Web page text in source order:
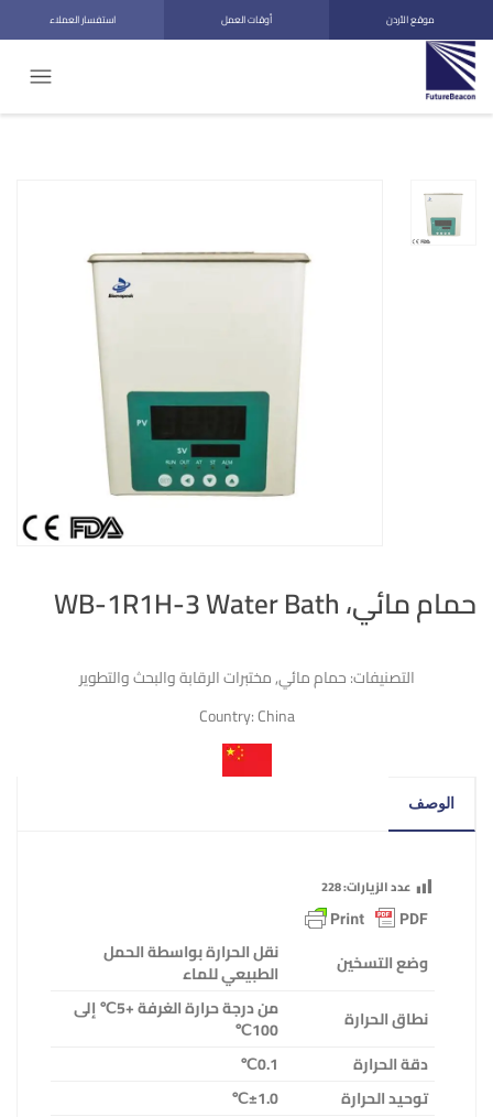
موقع الأردن أوقات العمل استفسار العملاء
حمام مائي، WB-1R1H-3 Water Bath
التصنيفات:حمام مائي,مختبرات الرقابة والبحث والتطوير
Country:China
الوصف
عدد الزيارات:228
وضع التسخين نقل الحرارة بواسطة الحمل
الطبيعي للماء
نطاق الحرارة
من درجة حرارة الغرفة +5 ℃إلى
100
℃
دقة الحرارة
0.1
℃
توحيد الحرارة
±1.0
℃